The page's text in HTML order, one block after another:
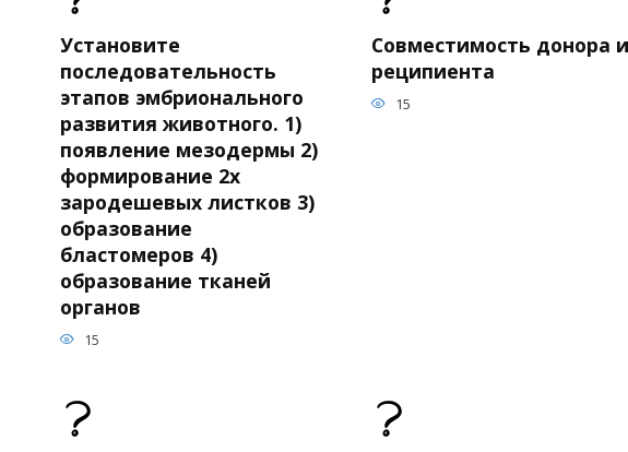
Установите
последовательность
этапов эмбрионального
развития животного. 1)
появление мезодермы 2)
формирование 2х
зародешевых листков 3)
образование
бластомеров 4)
образование тканей
органов
15
Совместимость донора и
реципиента
15